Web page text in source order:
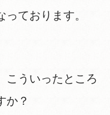
っております。
こういったところ
か？